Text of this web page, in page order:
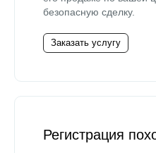
безопасную сделку.
Заказать услугу
Регистрация